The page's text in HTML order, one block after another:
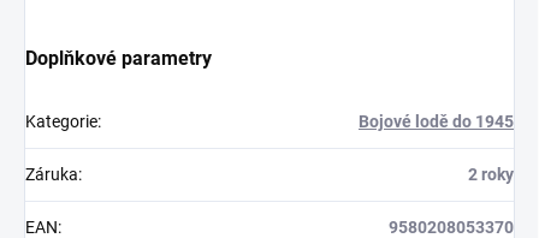
Doplňkové parametry
Kategorie: Bojové lodě do 1945
Záruka: 2 roky
EAN: 9580208053370